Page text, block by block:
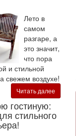
Лето в
самом
разгаре, а
это значит,
что пора
и стильной
свежем воздухе!
Читать далее
гостиную:
стильного